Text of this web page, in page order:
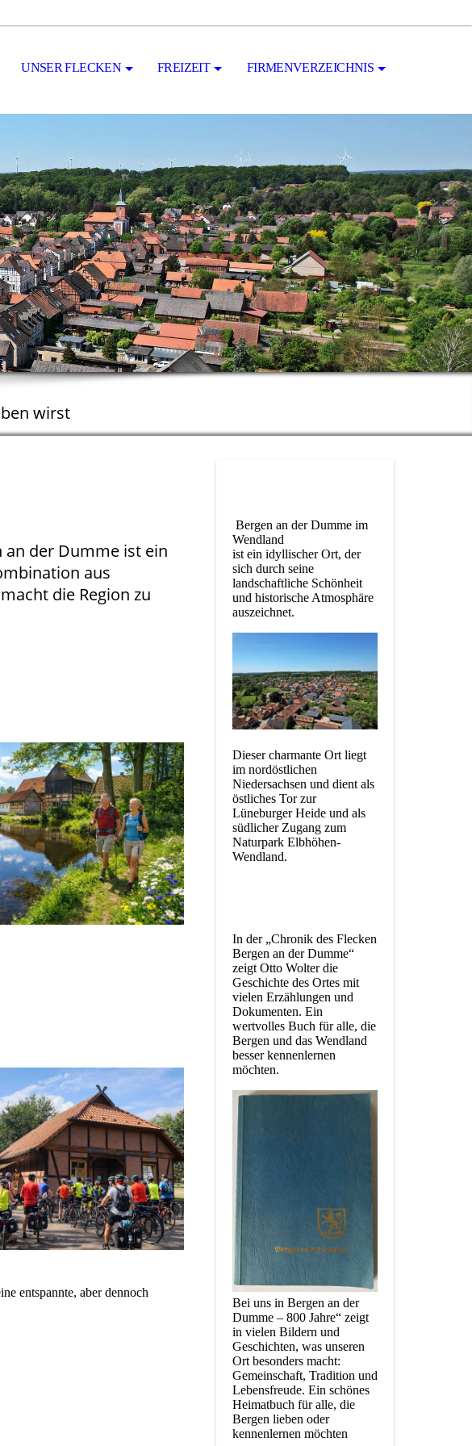
UNSER FLECKEN FREIZEIT FIRMENVERZEICHNIS
wirst
an der Dumme ist ein
aus
die Region zu
entspannte, aber dennoch
Bergen an der Dumme im
Wendland
ist ein idyllischer Ort, der
sich durch seine
landschaftliche Schönheit
und historische Atmosphäre
auszeichnet.
Dieser charmante Ort liegt
im nordöstlichen
Niedersachsen und dient als
östliches Tor zur
Lüneburger Heide und als
südlicher Zugang zum
Naturpark Elbhöhen-
Wendland.
In der „Chronik des Flecken
Bergen an der Dumme“
zeigt Otto Wolter die
Geschichte des Ortes mit
vielen Erzählungen und
Dokumenten. Ein
wertvolles Buch für alle, die
Bergen und das Wendland
besser kennenlernen
möchten.
Bei uns in Bergen an der
Dumme – 800 Jahre“ zeigt
in vielen Bildern und
Geschichten, was unseren
Ort besonders macht:
Gemeinschaft, Tradition und
Lebensfreude. Ein schönes
Heimatbuch für alle, die
Bergen lieben oder
kennenlernen möchten